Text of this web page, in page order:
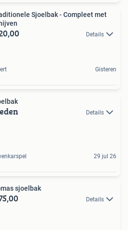
Sjoelbak - Compleet met
Details
Gisteren
Details
29 jul 26
sjoelbak
Details